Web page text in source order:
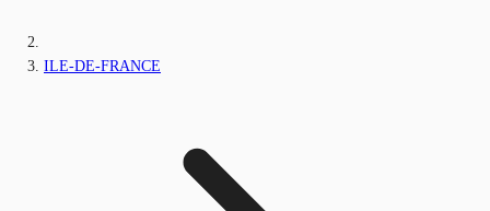
ILE-DE-FRANCE